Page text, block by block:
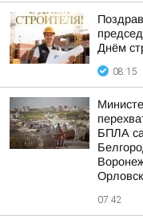
Днём
08:15
БПЛА
07:42